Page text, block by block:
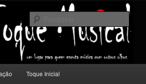
música com outros olhos.
Toque Inicial